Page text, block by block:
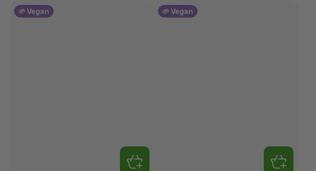
🌱 Vegan 🌱 Vegan